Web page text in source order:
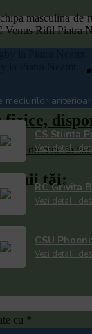
meciurilor
CS Stiinta
Vezi detalii
RC Grivita
Vezi detalii
CSU
Vezi detalii
masculina
Venus Rifil Piatra
la Piatra Neamt.
fizice,
drumuri la
tăi:
cu *